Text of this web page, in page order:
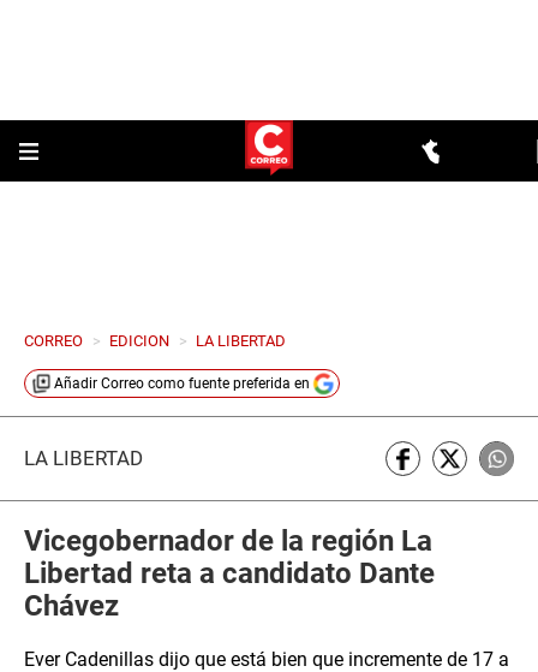
CORREO > EDICION > LA LIBERTAD
Añadir Correo como fuente preferida en
LA LIBERTAD
Vicegobernador de la región La
Libertad reta a candidato Dante
Chávez
Ever Cadenillas dijo que está bien que incremente de 17 a